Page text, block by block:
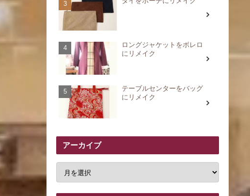
ロングジャケットをボレロ
にリメイク
テーブルセンターをバッグ
にリメイク
アーカイブ